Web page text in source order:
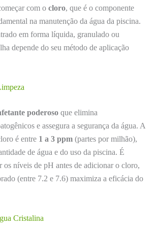
com o cloro, que é o componente
na manutenção da água da piscina.
em forma líquida, granulado ou
depende do seu método de aplicação
poderoso que elimina
e assegura a segurança da água. A
é entre 1 a 3 ppm (partes por milhão),
de água e do uso da piscina. É
os níveis de pH antes de adicionar o cloro,
(entre 7.2 e 7.6) maximiza a eficácia do
Cristalina